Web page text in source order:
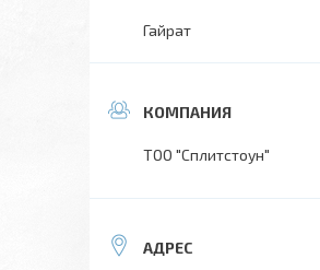
Гайрат
ТОО "Сплитстоун"